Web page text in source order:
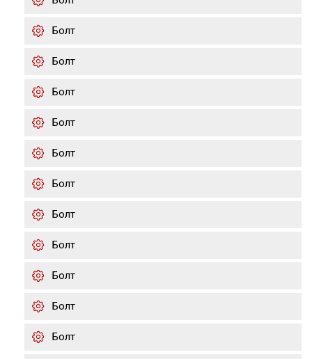
Болт
Болт
Болт
Болт
Болт
Болт
Болт
Болт
Болт
Болт
Болт